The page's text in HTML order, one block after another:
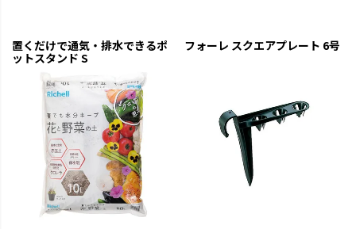
置くだけで通気・排水できるポ
ットスタンド S
フォーレ スクエアプレート 6号